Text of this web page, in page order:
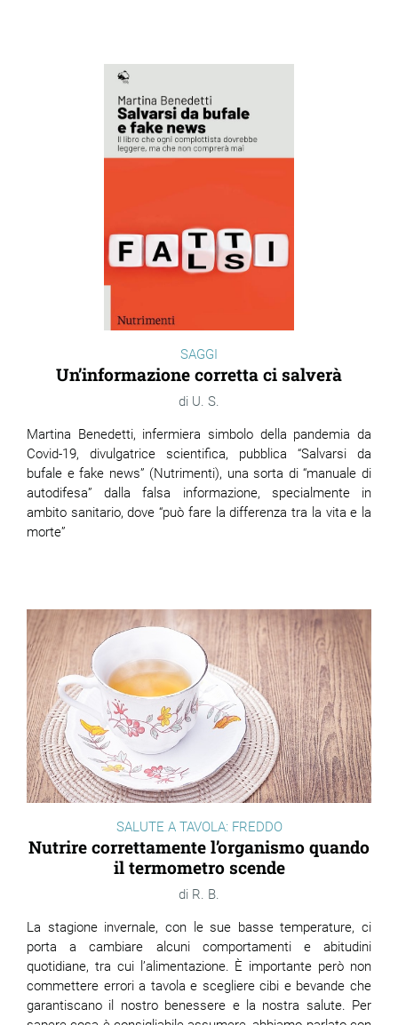
SAGGI
Un’informazione corretta ci salverà
U. S.
Martina Benedetti, infermiera simbolo della pandemia da
Covid-19, divulgatrice scientifica, pubblica “Salvarsi da
bufale e fake news” (Nutrimenti), una sorta di “manuale di
autodifesa” dalla falsa informazione, specialmente in
ambito sanitario, dove “può fare la differenza tra la vita e la
morte”
SALUTE A TAVOLA: FREDDO
Nutrire correttamente l’organismo quando
il termometro scende
R. B.
La stagione invernale, con le sue basse temperature, ci
porta a cambiare alcuni comportamenti e abitudini
quotidiane, tra cui l’alimentazione. È importante però non
commettere errori a tavola e scegliere cibi e bevande che
garantiscano il nostro benessere e la nostra salute. Per